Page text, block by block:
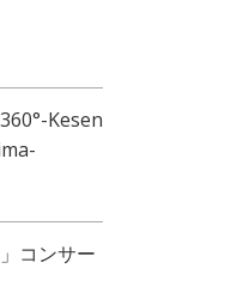
Kesen
コンサー